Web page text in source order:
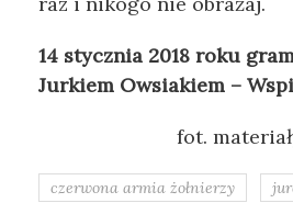
14 stycznia 2018 roku
Jurkiem Owsiakiem –
fot.
czerwona armia żołnierzy